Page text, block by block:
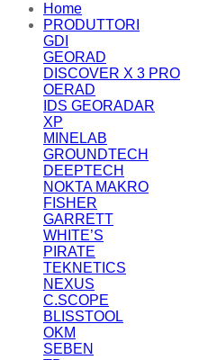
Home
PRODUTTORI
GDI
GEORAD
DISCOVER X 3 PRO
OERAD
IDS GEORADAR
XP
MINELAB
GROUNDTECH
DEEPTECH
NOKTA MAKRO
FISHER
GARRETT
WHITE’S
PIRATE
TEKNETICS
NEXUS
C.SCOPE
BLISSTOOL
OKM
SEBEN